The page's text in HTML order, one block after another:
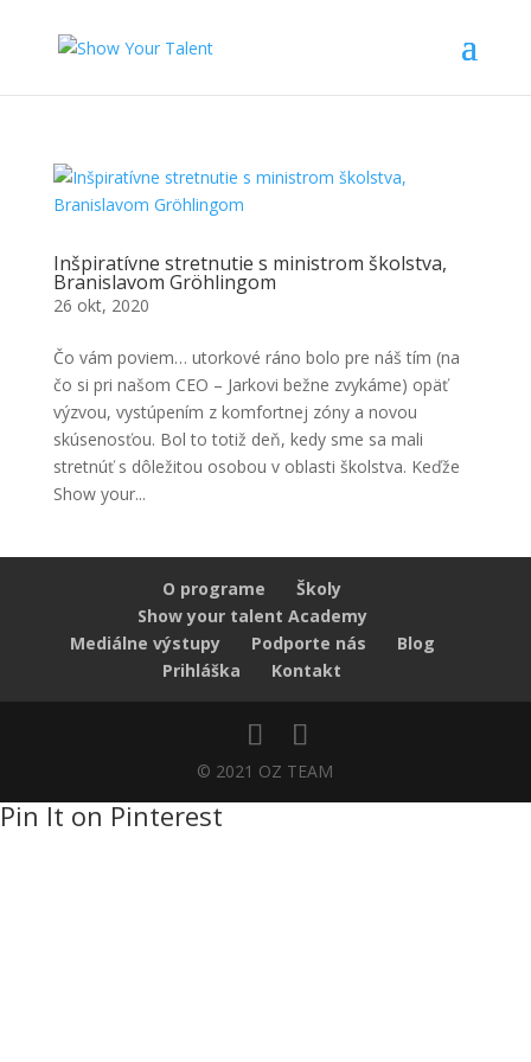
Inšpiratívne stretnutie s ministrom školstva,
Branislavom Gröhlingom
26 okt, 2020
Čo vám poviem… utorkové ráno bolo pre náš tím (na
čo si pri našom CEO – Jarkovi bežne zvykáme) opäť
výzvou, vystúpením z komfortnej zóny a novou
skúsenosťou. Bol to totiž deň, kedy sme sa mali
stretnúť s dôležitou osobou v oblasti školstva. Keďže
Show your...
O programe
Školy
Show your talent Academy
Mediálne výstupy
Podporte nás
Blog
Prihláška
Kontakt
© 2021 OZ TEAM
Pin It on Pinterest